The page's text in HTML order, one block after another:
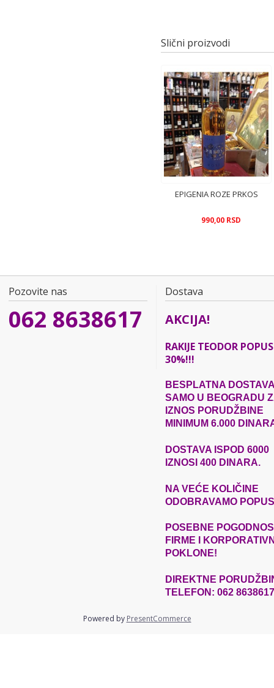
Slični proizvodi
EPIGENIA ROZE PRKOS
990,00 RSD
Pozovite nas
062 8638617
Dostava
AKCIJA!
RAKIJE TEODOR
30%!!!
BESPLATNA
SAMO U BEOGRADU
IZNOS PORUDŽBINE
MINIMUM 6.000
DOSTAVA ISPOD 6000
IZNOSI 400 DINARA.
NA VEĆE KOLIČINE
ODOBRAVAMO
POSEBNE
FIRME I
POKLONE!
DIREKTNE
TELEFON: 062
Powered by PresentCommerce